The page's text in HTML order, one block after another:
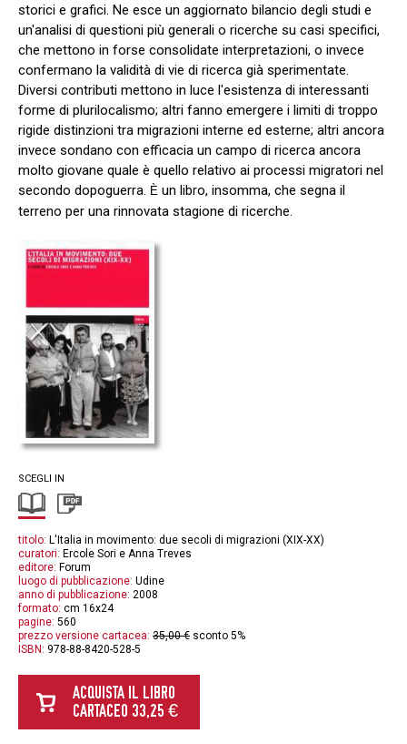
storici e grafici. Ne esce un aggiornato bilancio degli studi e
un'analisi di questioni più generali o ricerche su casi specifici,
che mettono in forse consolidate interpretazioni, o invece
confermano la validità di vie di ricerca già sperimentate.
Diversi contributi mettono in luce l'esistenza di interessanti
forme di plurilocalismo; altri fanno emergere i limiti di troppo
rigide distinzioni tra migrazioni interne ed esterne; altri ancora
invece sondano con efficacia un campo di ricerca ancora
molto giovane quale è quello relativo ai processi migratori nel
secondo dopoguerra. È un libro, insomma, che segna il
terreno per una rinnovata stagione di ricerche.
SCEGLI IN
titolo: L'Italia in movimento: due secoli di migrazioni (XIX-XX)
curatori: Ercole Sori e Anna Treves
editore: Forum
luogo di pubblicazione: Udine
anno di pubblicazione: 2008
formato: cm 16x24
pagine: 560
prezzo versione cartacea: 35,00 € sconto 5%
ISBN: 978-88-8420-528-5
ACQUISTA IL LIBRO
CARTACEO 33,25 €